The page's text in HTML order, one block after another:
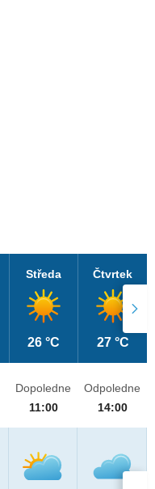
Středa
26 °C
Čtvrtek
27 °C
Dopoledne
11:00
Odpoledne
14:00